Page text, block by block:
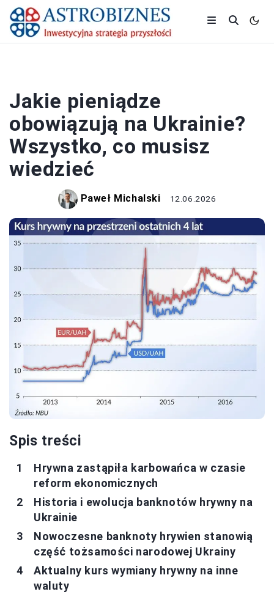
Jakie pieniądze
obowiązują na Ukrainie?
Wszystko, co musisz
wiedzieć
Paweł Michalski 12.06.2026
Spis treści
Hrywna zastąpiła karbowańca w czasie
reform ekonomicznych
Historia i ewolucja banknotów hrywny na
Ukrainie
Nowoczesne banknoty hrywien stanowią
część tożsamości narodowej Ukrainy
Aktualny kurs wymiany hrywny na inne
waluty